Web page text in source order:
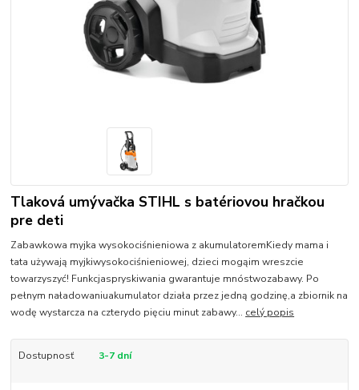
Tlaková umývačka STIHL s batériovou hračkou
pre deti
Zabawkowa myjka wysokociśnieniowa z akumulatoremKiedy mama i
tata używają myjkiwysokociśnieniowej, dzieci mogąim wreszcie
towarzyszyć! Funkcjaspryskiwania gwarantuje mnóstwozabawy. Po
pełnym naładowaniuakumulator działa przez jedną godzinę,a zbiornik na
wodę wystarcza na czterydo pięciu minut zabawy... celý popis
Dostupnosť 3-7 dní